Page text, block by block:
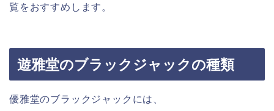
覧をおすすめします。
遊雅堂のブラックジャックの種類
優雅堂のブラックジャックには、